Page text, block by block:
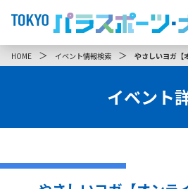
HOME ＞ イベント情報検索 ＞ やさしいヨガ【
イベント